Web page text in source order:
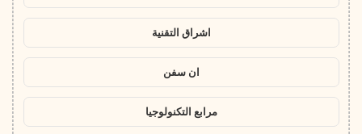
اشراق التقنية
ان سفن
مرابع التكنولوجيا